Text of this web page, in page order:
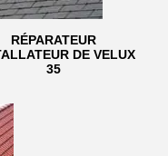
RÉPARATEUR
DE VELUX
35